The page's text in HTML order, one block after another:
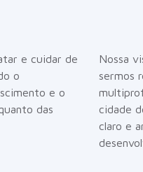
e cuidar de
o
e o
das
Nossa
sermos
cidade
claro e